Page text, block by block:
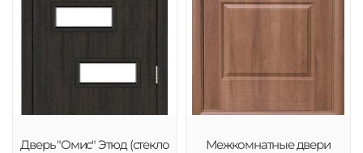
Дверь "Омис" Этюд (стекло
Межкомнатные двери